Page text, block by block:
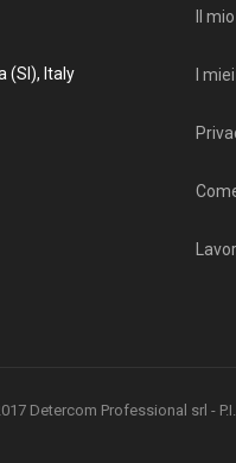
(SI), Italy
Il
I
Detercom Professional srl -